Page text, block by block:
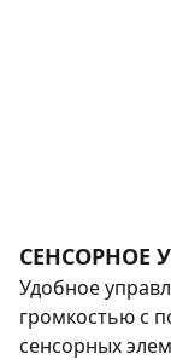
СЕНСОРНОЕ
Удобное
громкостью с
сенсорных